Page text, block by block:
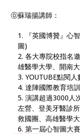
⓪蘇瑞揚講師：
『英國博贊』心
圖)
各大專院校指名
雄醫學大學、開南
YOUTUBE點閱
達陣國際教育培
演講超過3000人
左營、登美牙醫診
救國團、高雄醫學
第一屆心智圖大